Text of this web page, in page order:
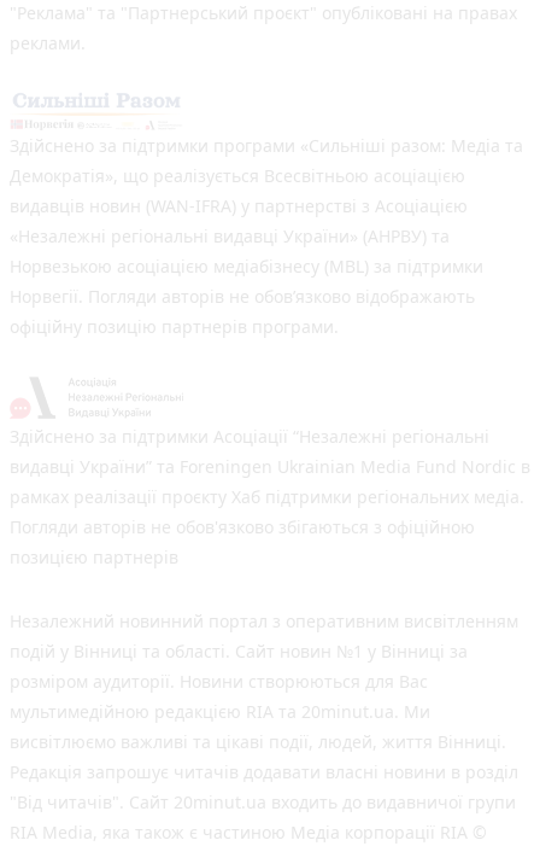
"Реклама" та "Партнерський проєкт" опубліковані на правах
реклами.
Здійснено за підтримки програми «Сильніші разом: Медіа та
Демократія», що реалізується Всесвітньою асоціацією
видавців новин (WAN-IFRA) у партнерстві з Асоціацією
«Незалежні регіональні видавці України» (АНРВУ) та
Норвезькою асоціацією медіабізнесу (MBL) за підтримки
Норвегії. Погляди авторів не обов’язково відображають
офіційну позицію партнерів програми.
Здійснено за підтримки Асоціації “Незалежні регіональні
видавці України” та Foreningen Ukrainian Media Fund Nordic в
рамках реалізації проєкту Хаб підтримки регіональних медіа.
Погляди авторів не обов'язково збігаються з офіційною
позицією партнерів
Незалежний новинний портал з оперативним висвітленням
подій у Вінниці та області. Сайт новин №1 у Вінниці за
розміром аудиторії. Новини створюються для Вас
мультимедійною редакцією RIA та 20minut.ua. Ми
висвітлюємо важливі та цікаві події, людей, життя Вінниці.
Редакція запрошує читачів додавати власні новини в розділ
"Від читачів". Сайт 20minut.ua входить до видавничої групи
RIA Media, яка також є частиною Медіа корпорації RIA ©